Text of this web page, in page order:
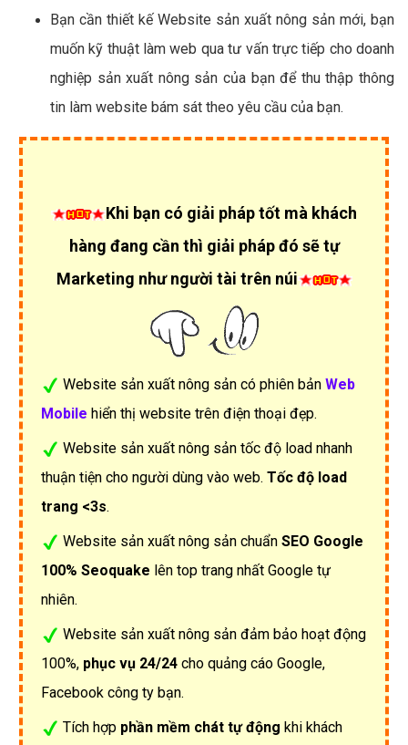
Bạn cần thiết kế Website sản xuất nông sản mới, bạn
muốn kỹ thuật làm web qua tư vấn trực tiếp cho doanh
nghiệp sản xuất nông sản của bạn để thu thập thông
tin làm website bám sát theo yêu cầu của bạn.
Khi bạn có giải pháp tốt mà khách
hàng đang cần thì giải pháp đó sẽ tự
Marketing như người tài trên núi
Website sản xuất nông sản có phiên bản Web
Mobile hiển thị website trên điện thoại đẹp.
Website sản xuất nông sản tốc độ load nhanh
thuận tiện cho người dùng vào web. Tốc độ load
trang <3s.
Website sản xuất nông sản chuẩn SEO Google
100% Seoquake lên top trang nhất Google tự
nhiên.
Website sản xuất nông sản đảm bảo hoạt động
100%, phục vụ 24/24 cho quảng cáo Google,
Facebook công ty bạn.
Tích hợp phần mềm chát tự động khi khách